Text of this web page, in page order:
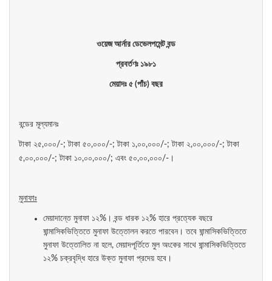
ওয়েজ আর্নার ডেভেলপমেন্ট বন্ড
প্রবর্তণঃ ১৯৮১
মেয়াদঃ ৫ (পাঁচ) বছর
বন্ডের মূল্যমানঃ
টাকা ২৫,০০০/-; টাকা ৫০,০০০/-; টাকা ১,০০,০০০/-; টাকা ২,০০,০০০/-; টাকা
৫,০০,০০০/-; টাকা ১০,০০,০০০/; এবং ৫০,০০,০০০/-।
মুনাফাঃ
মেয়াদান্তে মুনাফা ১২%। বন্ড ধারক ১২% হারে প্রত্যেক বছরে
ষান্মাসিকভিত্তিতে মুনাফা উত্তোলন করতে পারবেন। তবে ষান্মাসিকভিত্তিতে
মুনাফা উত্তোলিত না হলে, মেয়াদপূর্তিতে মুল অংকের সাথে ষান্মাসিকভিত্তিতে
১২% চক্রবৃদ্ধি হারে উক্ত মুনাফা প্রদেয় হবে।